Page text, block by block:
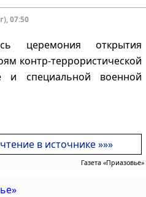
07:50
церемония открытия
контр-террористической
и специальной военной
в источнике »»»
Газета «Приазовье»